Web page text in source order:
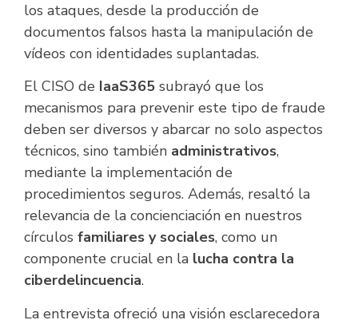
los ataques, desde la producción de
documentos falsos hasta la manipulación de
vídeos con identidades suplantadas.
El CISO de IaaS365 subrayó que los
mecanismos para prevenir este tipo de fraude
deben ser diversos y abarcar no solo aspectos
técnicos, sino también administrativos,
mediante la implementación de
procedimientos seguros. Además, resaltó la
relevancia de la concienciación en nuestros
círculos familiares y sociales, como un
componente crucial en la lucha contra la
ciberdelincuencia.
La entrevista ofreció una visión esclarecedora